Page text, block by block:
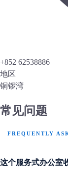
+852 62538886
地区
铜锣湾
常见问题
FREQUENTLY
这个服务式办公室